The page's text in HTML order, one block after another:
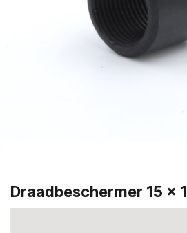
Draadbeschermer 15 x 1